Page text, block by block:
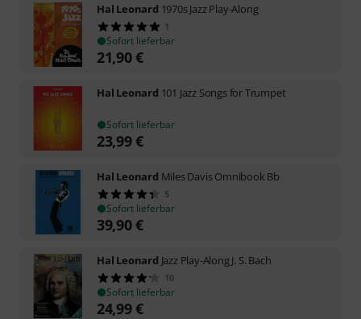
Hal Leonard 1970s Jazz Play-Along
1
Sofort lieferbar
21,90€
Hal Leonard 101 Jazz Songs for Trumpet
Sofort lieferbar
23,99€
Hal Leonard Miles Davis Omnibook Bb
5
Sofort lieferbar
39,90€
Hal Leonard Jazz Play-Along J. S. Bach
10
Sofort lieferbar
24,99€